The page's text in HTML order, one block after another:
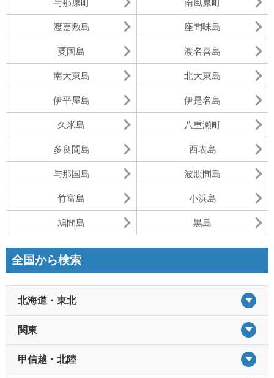
与那原町 南風原町
渡嘉敷島 座間味島
粟国島 渡名喜島
南大東島 北大東島
伊平屋島 伊是名島
久米島 八重瀬町
多良間島 西表島
与那国島 波照間島
竹富島 小浜島
鳩間島 黒島
全国から検索
北海道・東北
関東
甲信越・北陸